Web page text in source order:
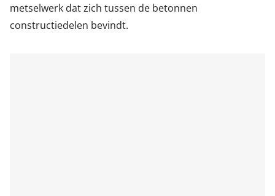
metselwerk dat zich tussen de betonnen
constructiedelen bevindt.